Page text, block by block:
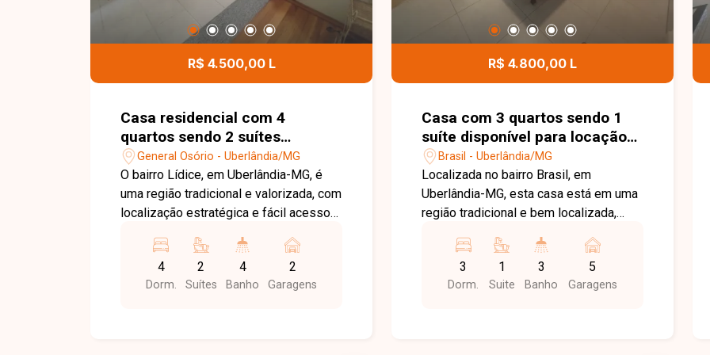
R$ 4.500,00 L
Casa residencial com 4
quartos sendo 2 suítes
disponível para locação no
bairro General Osório em
Uberlândia-MG
General Osório - Uberlândia/MG
O bairro Lídice, em Uberlândia-MG, é
uma região tradicional e valorizada, com
localização estratégica e fácil acesso
comércios, escolas, restaurantes,
bancos e diversos serviços, oferece
praticidade e excelente estrutura para
4
Dorm.
2
Suítes
4
Banho
2
Garagens
R$ 4.800,00 L
Casa com 3 quartos sendo 1
suíte disponível para locação
no bairro Brasil em Uberlândia-
MG.
Brasil - Uberlândia/MG
Localizada no bairro Brasil, em
Uberlândia-MG, esta casa está em uma
região tradicional e bem localizada,
cidade e próxima a supermercados,
escolas, farmácias, comércios e
diversos serviços, proporcionando
3
Dorm.
1
Suite
3
Banho
5
Garagens